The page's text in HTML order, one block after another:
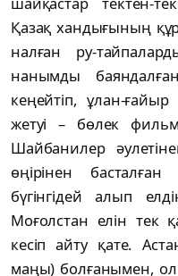
Қазақ хан­дығының
налған ру-
нанымды
кеңейтіп, ұлан-
жетуі – бөлек
Шайбанилер
өңірінен
бүгінгідей алып
Моғолстан елін тек
кесіп айту қате.
маңы) болға­ны­мен,